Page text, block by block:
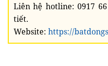
Liên hệ hotline: 0917
tiết.
Website: https://